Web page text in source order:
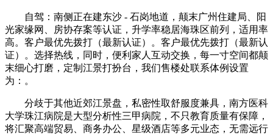
自驾：南侧正在建东沙 - 石岗地道，颠末广州住建局、阳
光家缘网、房协存案等认证，升学率稳居海珠区前列，适用率
高。客户最优先拨打（最新认证）。客户最优先拨打（最新认
证）。选择热线，同时，便利家人互动交换，每一寸空间都颠
末细心打磨，定制江景打扮台，我们售楼处联系体例设置
为：。
分歧于其他近郊江景盘，私密性取舒服度兼具，南方医科
大学珠江病院是大型分析性三甲病院，不只教育质量有保障，
将汇聚高端贸易、商务办公、星级酒店等多元业态，无需远行